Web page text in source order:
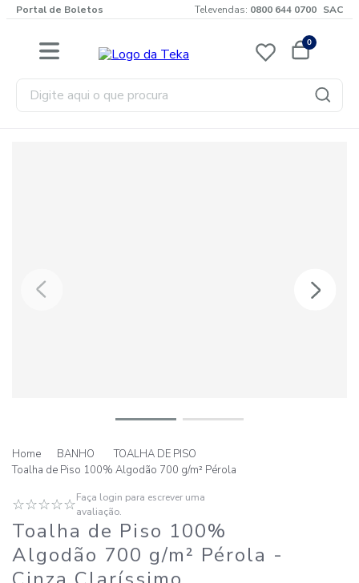
Portal de Boletos Televendas: 0800 644 0700 SAC
0
Digite aqui o que procura
BANHO
TOALHA DE PISO
Toalha de Piso 100% Algodão 700 g/m² Pérola
☆☆☆☆☆Faça login para escrever uma
avaliação.
Toalha de Piso 100%
Algodão 700 g/m² Pérola -